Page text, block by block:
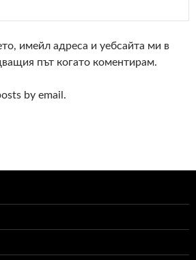
имейл адреса и уебсайта ми в
път когато коментирам.
by email.